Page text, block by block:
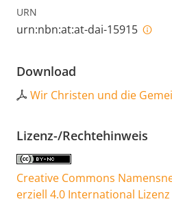
URN
urn:nbn:at:at-dai-15915
Download
Wir Christen und die
Lizenz-/Rechtehinweis
Creative Commons
erziell 4.0 International Lizenz